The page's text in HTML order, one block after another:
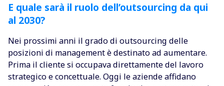
E quale sarà il ruolo dell’outsourcing da qui
al 2030?
Nei prossimi anni il grado di outsourcing delle
posizioni di management è destinato ad aumentare.
Prima il cliente si occupava direttamente del lavoro
strategico e concettuale. Oggi le aziende affidano